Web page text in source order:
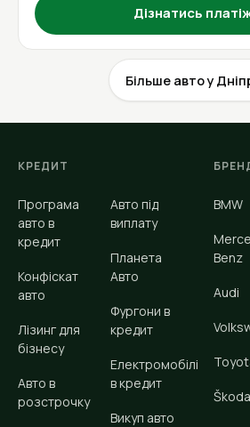
Дізнатись
Більше авто у
КРЕДИТ
Програма
авто в
кредит
Конфіскат
авто
Лізинг для
бізнесу
Авто в
розстрочку
Авто під
виплату
Планета
Авто
Фургони в
кредит
Електромобілі
в кредит
Викуп авто
BMW
Benz
Audi
Škoda